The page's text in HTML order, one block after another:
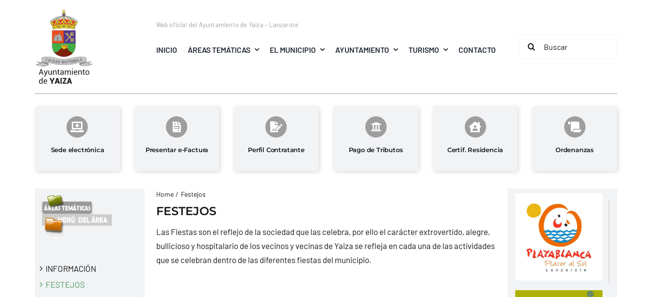
Web oficial del Ayuntamiento de Yaiza – Lanzarote
INICIO ÁREAS TEMÁTICAS EL MUNICIPIO AYUNTAMIENTO TURISMO CONTACTO
Buscar:
Sede electrónica Presentar e-Factura Perfil Contratante Pago de Tributos Certif. Residencia Ordenanzas
INFORMACIÓN
FESTEJOS
Home Festejos
FESTEJOS
Las Fiestas son el reflejo de la sociedad que las celebra, por ello el carácter extrovertido, alegre,
bullicioso y hospitalario de los vecinos y vecinas de Yaiza se refleja en cada una de las actividades
que se celebran dentro de las diferentes fiestas del municipio.